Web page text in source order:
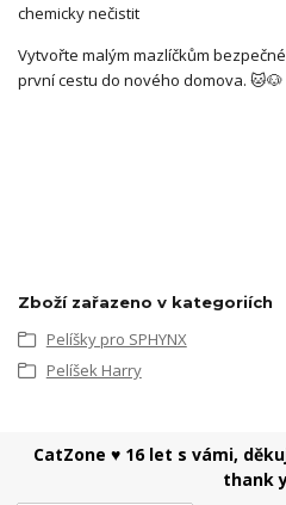
chemicky nečistit
Vytvořte malým mazlíčkům
první cestu do nového domova. 🐱🐶
Zboží zařazeno v kategoriích
Pelíšky pro SPHYNX
Pelíšek Harry
CatZone ♥ 16 let s vámi,
thank